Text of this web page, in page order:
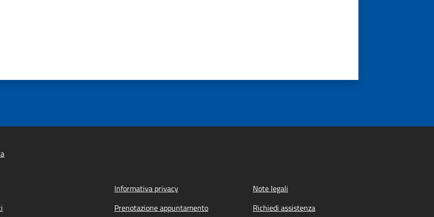
Informativa privacy
Note legali
Prenotazione appuntamento Richiedi assistenza